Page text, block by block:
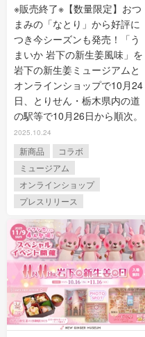
※販売終了※【数量限定】おつ
まみの「なとり」から好評に
つき今シーズンも発売！「う
まいか 岩下の新生姜風味」を
岩下の新生姜ミュージアムと
オンラインショップで10月24
日、とりせん・栃木県内の道
の駅等で10月26日から順次。
2025.10.24
新商品
コラボ
ミュージアム
オンラインショップ
プレスリリース